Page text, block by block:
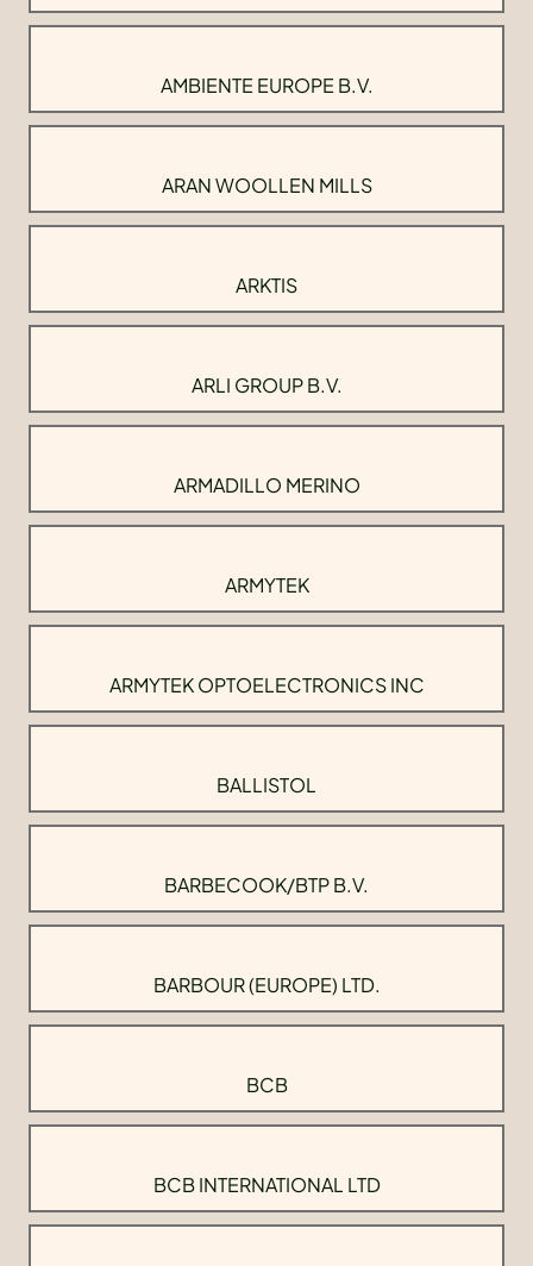
AMBIENTE EUROPE B.V.
ARAN WOOLLEN MILLS
ARKTIS
ARLI GROUP B.V.
ARMADILLO MERINO
ARMYTEK
ARMYTEK OPTOELECTRONICS INC
BALLISTOL
BARBECOOK/BTP B.V.
BARBOUR (EUROPE) LTD.
BCB
BCB INTERNATIONAL LTD